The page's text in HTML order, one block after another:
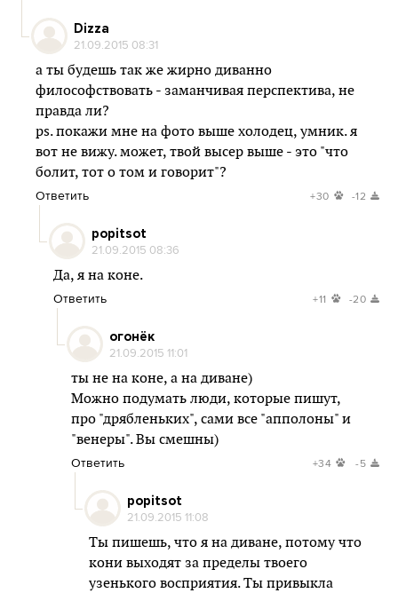
Dizza
21.09.2015 08:31
а ты будешь так же жирно диванно
философствовать - заманчивая перспектива, не
правда ли?
ps. покажи мне на фото выше холодец, умник. я
вот не вижу. может, твой высер выше - это "что
болит, тот о том и говорит"?
Ответить +30 -12
popitsot
21.09.2015 08:36
Да, я на коне.
Ответить +11 -20
огонёк
21.09.2015 11:01
ты не на коне, а на диване)
Можно подумать люди, которые пишут,
про "дрябленьких", сами все "апполоны" и
"венеры". Вы смешны)
Ответить +34 -5
popitsot
21.09.2015 11:08
Ты пишешь, что я на диване, потому что
кони выходят за пределы твоего
узенького восприятия. Ты привыкла